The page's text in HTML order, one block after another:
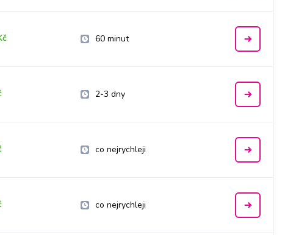
60 minut
2-3 dny
co nejrychleji
co nejrychleji